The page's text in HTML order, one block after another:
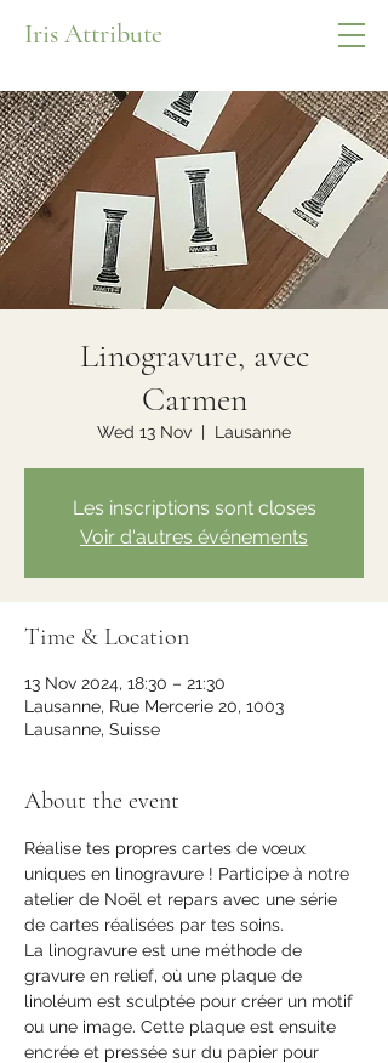
Iris Attribute
Linogravure, avec
Carmen
Wed 13 Nov
  |
Lausanne
Les inscriptions sont closes
Voir d'autres événements
Time & Location
13 Nov 2024, 18:30 – 21:30
Lausanne, Rue Mercerie 20, 1003
Lausanne, Suisse
About the event
Réalise tes propres cartes de vœux
uniques en linogravure ! Participe à notre
atelier de Noël et repars avec une série
de cartes réalisées par tes soins.
La linogravure est une méthode de
gravure en relief, où une plaque de
linoléum est sculptée pour créer un motif
ou une image. Cette plaque est ensuite
encrée et pressée sur du papier pour